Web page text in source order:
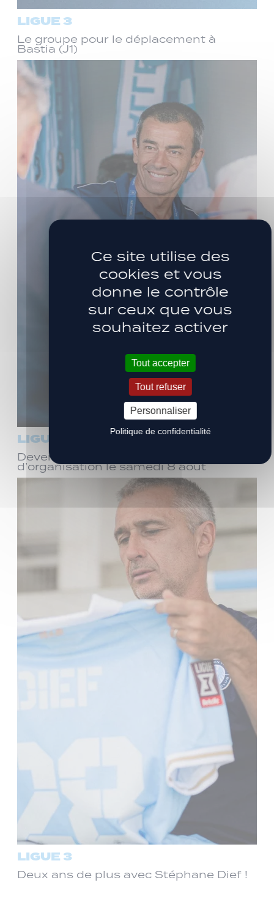
LIGUE 3
Le groupe pour le déplacement à
Bastia (J1)
LIGUE 3
Devenez bénévole ! Réunion
d’organisation le samedi 8 août
LIGUE 3
Deux ans de plus avec Stéphane Dief !
Ce site utilise des
cookies et vous
donne le contrôle
sur ceux que vous
souhaitez activer
Tout accepter
Tout refuser
Personnaliser
Politique de confidentialité